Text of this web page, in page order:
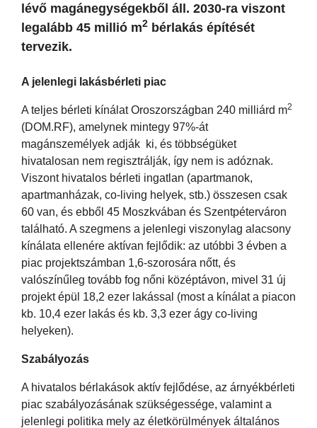
lévő magánegységekből áll. 2030-ra viszont
legalább 45 millió m2 bérlakás építését
tervezik.
A jelenlegi lakásbérleti piac
A teljes bérleti kínálat Oroszországban 240 milliárd m2
(DOM.RF), amelynek mintegy 97%-át
magánszemélyek adják ki, és többségüket
hivatalosan nem regisztrálják, így nem is adóznak.
Viszont hivatalos bérleti ingatlan (apartmanok,
apartmanházak, co-living helyek, stb.) összesen csak
60 van, és ebből 45 Moszkvában és Szentpéterváron
található. A szegmens a jelenlegi viszonylag alacsony
kínálata ellenére aktívan fejlődik: az utóbbi 3 évben a
piac projektszámban 1,6-szorosára nőtt, és
valószínűleg tovább fog nőni középtávon, mivel 31 új
projekt épül 18,2 ezer lakással (most a kínálat a piacon
kb. 10,4 ezer lakás és kb. 3,3 ezer ágy co-living
helyeken).
Szabályozás
A hivatalos bérlakások aktív fejlődése, az árnyékbérleti
piac szabályozásának szükségessége, valamint a
jelenlegi politika mely az életkörülmények általános